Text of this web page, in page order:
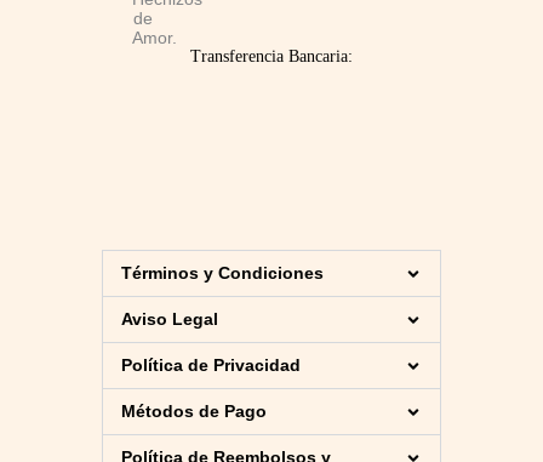
Transferencia Bancaria:
Términos y Condiciones
Aviso Legal
Política de Privacidad
Métodos de Pago
Política de Reembolsos y